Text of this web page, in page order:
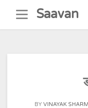
content
Saavan
BY VINAYAK